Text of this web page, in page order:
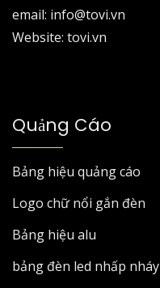
email: info@tovi.vn
Website: tovi.vn
Quảng Cáo
Bảng hiệu quảng cáo
Logo chữ nổi gắn đèn
Bảng hiệu alu
bảng đèn led nhấp nháy